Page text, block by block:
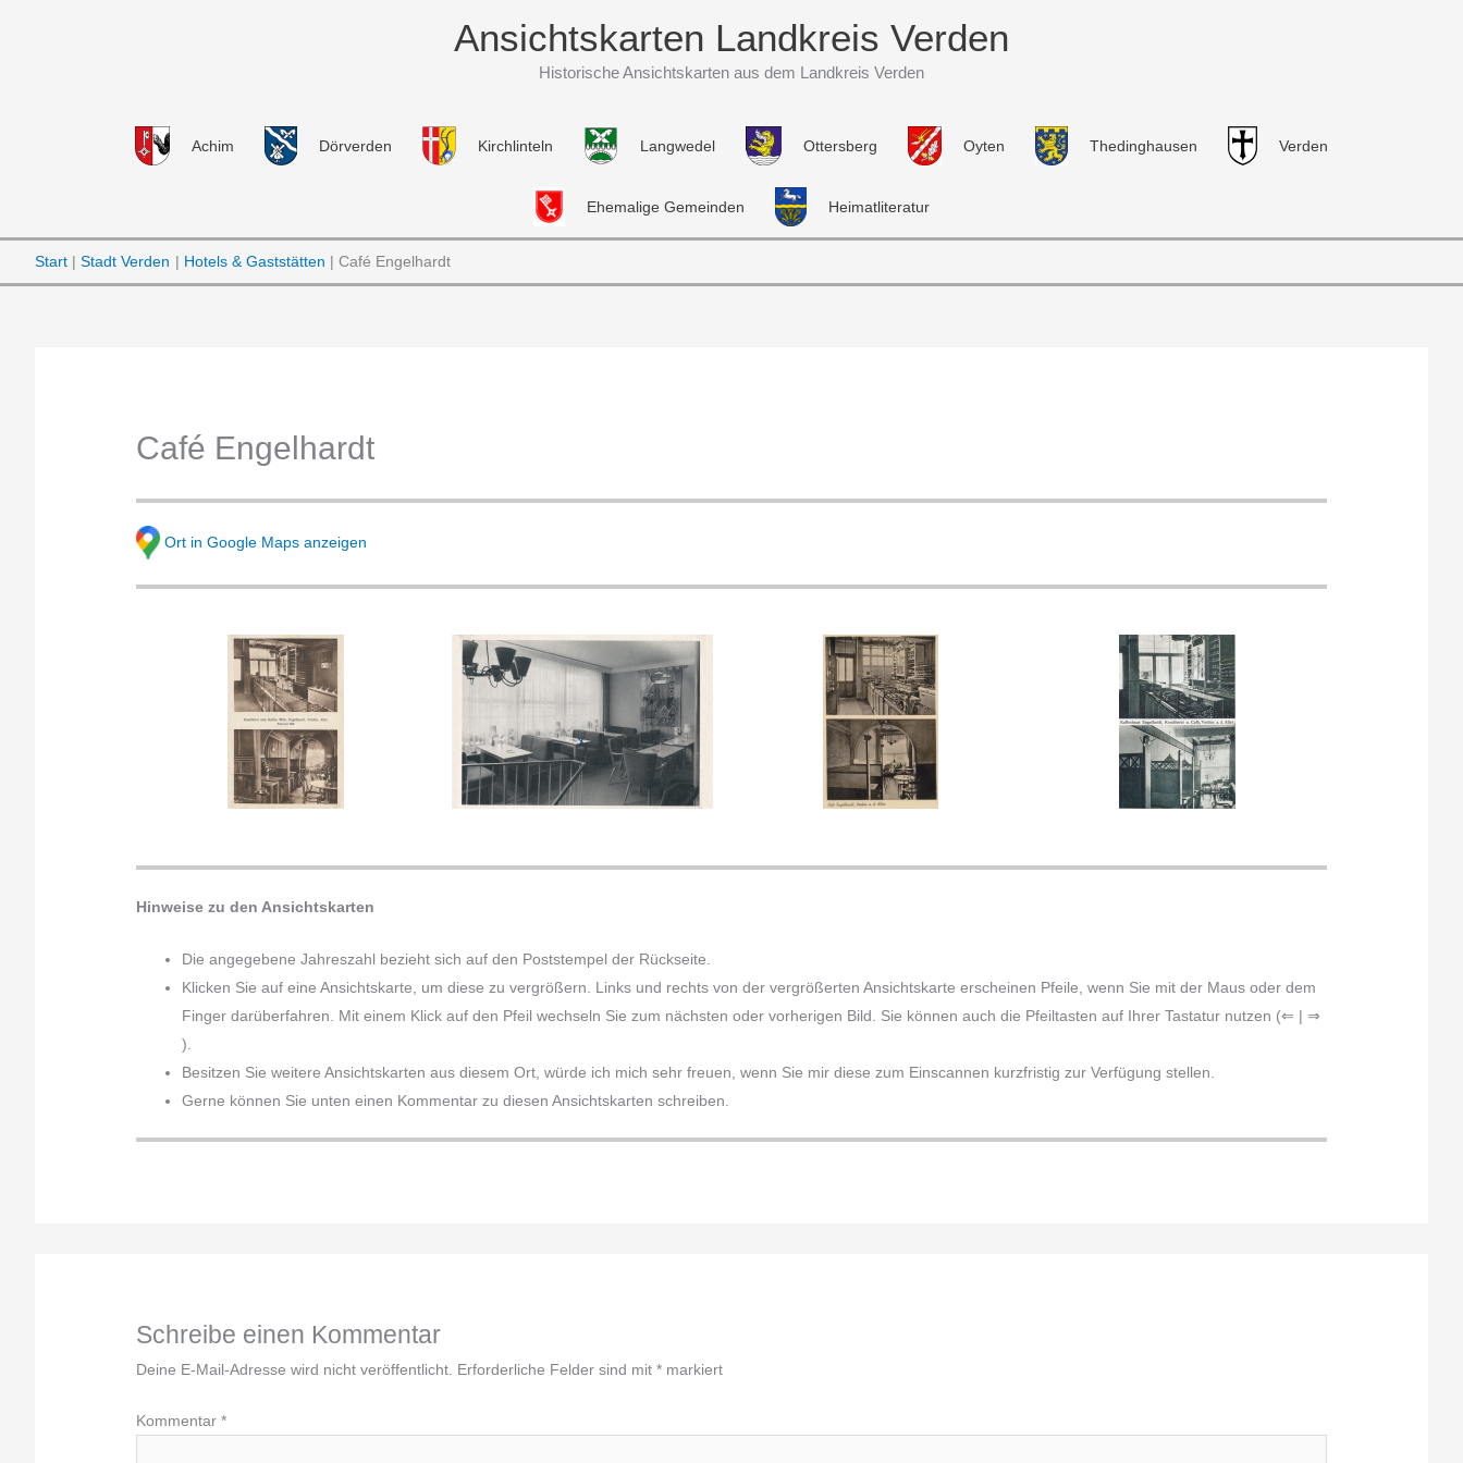
Ansichtskarten Landkreis Verden
Historische Ansichtskarten aus dem Landkreis Verden
Achim Dörverden Kirchlinteln Langwedel Ottersberg Oyten Thedinghausen Verden
Ehemalige Gemeinden Heimatliteratur
Start Stadt Verden Hotels & Gaststätten Café Engelhardt
Café Engelhardt
Ort in Google Maps anzeigen
Hinweise zu den Ansichtskarten
Die angegebene Jahreszahl bezieht sich auf den Poststempel der Rückseite.
Klicken Sie auf eine Ansichtskarte, um diese zu vergrößern. Links und rechts von der vergrößerten Ansichtskarte erscheinen Pfeile, wenn Sie mit der Maus oder dem
Finger darüberfahren. Mit einem Klick auf den Pfeil wechseln Sie zum nächsten oder vorherigen Bild. Sie können auch die Pfeiltasten auf Ihrer Tastatur nutzen (⇐ | ⇒
).
Besitzen Sie weitere Ansichtskarten aus diesem Ort, würde ich mich sehr freuen, wenn Sie mir diese zum Einscannen kurzfristig zur Verfügung stellen.
Gerne können Sie unten einen Kommentar zu diesen Ansichtskarten schreiben.
Schreibe einen Kommentar
Deine E-Mail-Adresse wird nicht veröffentlicht. Erforderliche Felder sind mit* markiert
Kommentar*